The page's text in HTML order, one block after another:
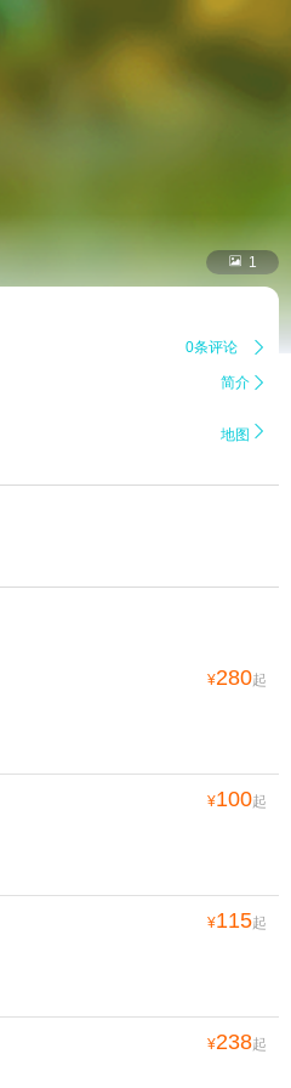
 1
0条评论 
简介 
地图 
¥280起
¥100起
¥115起
¥238起